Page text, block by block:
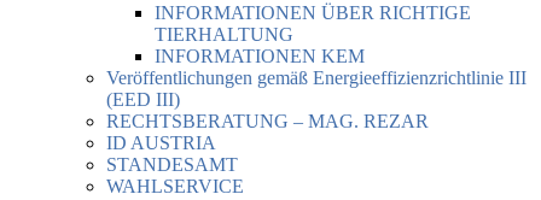
INFORMATIONEN ÜBER RICHTIGE
TIERHALTUNG
INFORMATIONEN KEM
Veröffentlichungen gemäß Energieeffizienzrichtlinie III
(EED III)
RECHTSBERATUNG – MAG. REZAR
ID AUSTRIA
STANDESAMT
WAHLSERVICE